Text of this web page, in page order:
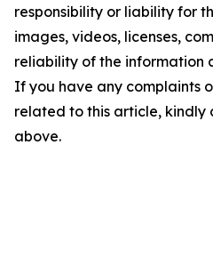
responsibility or liability for
images, videos, licenses,
reliability of the information
If you have any complaints
related to this article, kindly
above.